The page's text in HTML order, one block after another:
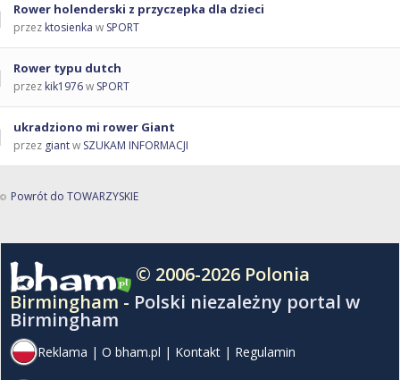
Rower holenderski z przyczepka dla dzieci
przez ktosienka w SPORT
Rower typu dutch
przez kik1976w SPORT
ukradziono mi rower Giant
przez giantw SZUKAM INFORMACJI
Powrót do TOWARZYSKIE
© 2006-2026 Polonia
Birmingham - Polski niezależny portal w
Birmingham
Reklama | O bham.pl | Kontakt | Regulamin